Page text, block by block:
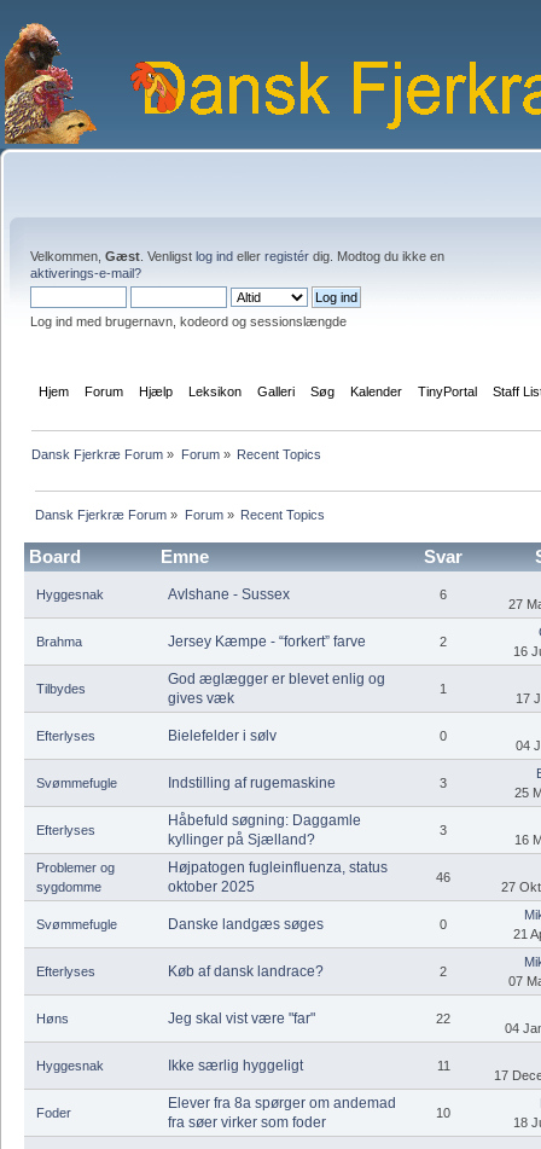
Velkommen, Gæst . Venligst log ind eller registér dig. Modtog du ikke en
aktiverings-e-mail?
Log ind med brugernavn, kodeord og sessionslængde
Hjem Forum Hjælp Leksikon Galleri Søg Kalender TinyPortal Staff
Dansk Fjerkræ Forum » Forum» Recent Topics
Dansk Fjerkræ Forum » Forum» Recent Topics
Board Emne Svar
Hyggesnak Avlshane - Sussex 6
27
Brahma Jersey Kæmpe - “forkert” farve 2
16
Tilbydes
God æglægger er blevet enlig og
gives væk
1
17
Efterlyses Bielefelder i sølv 0
04
Svømmefugle Indstilling af rugemaskine 3
25
Efterlyses
Håbefuld søgning: Daggamle
kyllinger på Sjælland?
3
16
Problemer og
sygdomme
Højpatogen fugleinfluenza, status
oktober 2025
46
27
Svømmefugle Danske landgæs søges 0
21
Efterlyses Køb af dansk landrace? 2
07
Høns Jeg skal vist være "far" 22
04
Hyggesnak Ikke særlig hyggeligt 11
17
Foder
Elever fra 8a spørger om andemad
fra søer virker som foder
10
18